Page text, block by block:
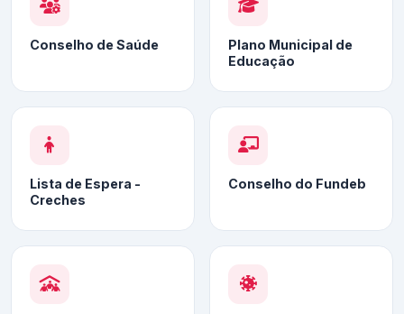
Conselho de Saúde
Plano Municipal de
Educação
Lista de Espera -
Creches
Conselho do Fundeb